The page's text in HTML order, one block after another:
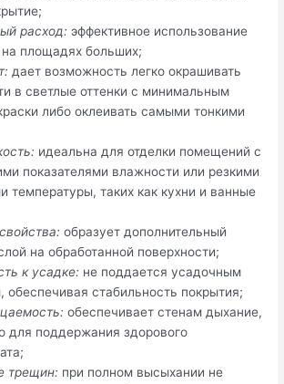
расход: эффективное использование
на площадях больших;
дает возможность легко окрашивать
в светлые оттенки с минимальным
либо оклеивать самыми тонкими
идеальна для отделки помещений с
показателями влажности или резкими
температуры, таких как кухни и ванные
образует дополнительный
на обработанной поверхности;
к усадке: не поддается усадочным
обеспечивая стабильность покрытия;
обеспечивает стенам дыхание,
для поддержания здорового
трещин: при полном высыхании не